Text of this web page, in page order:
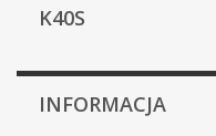
K40S
INFORMACJA